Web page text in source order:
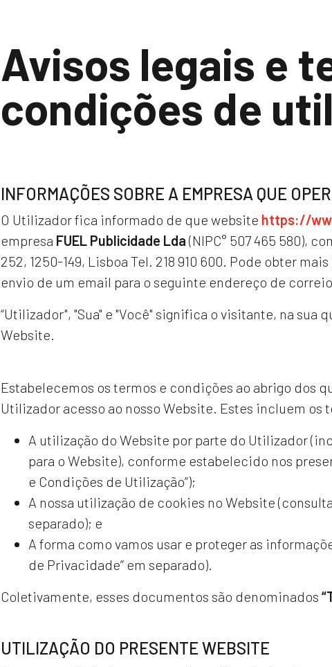
Avisos legais e
condições de
INFORMAÇÕES SOBRE A EMPRESA QUE
O Utilizador fica informado de que website https://
empresa FUEL Publicidade Lda (NIPC° 507 465 580),
252, 1250-149, Lisboa Tel. 218 910 600. Pode obter
envio de um email para o seguinte endereço de
“Utilizador", "Sua" e "Você" significa o visitante, na sua
Website.
Estabelecemos os termos e condições ao abrigo dos
Utilizador acesso ao nosso Website. Estes incluem os
A utilização do Website por parte do Utilizador
para o Website), conforme estabelecido nos
e Condições de Utilização”);
A nossa utilização de cookies no Website
separado); e
A forma como vamos usar e proteger as
de Privacidade” em separado).
Coletivamente, esses documentos são denominados
UTILIZAÇÃO DO PRESENTE WEBSITE